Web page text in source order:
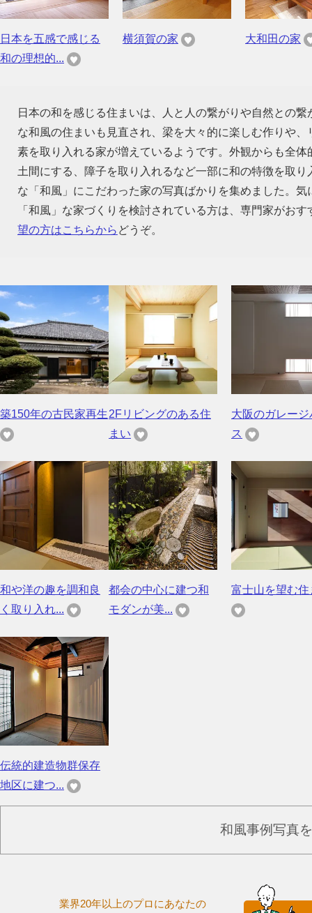
日本を五感で感じる
和の理想的...
横須賀の家 大和田の家
日本の和を感じる住まいは、人と人の繋がりや自然との
な和風の住まいも見直され、梁を大々的に楽しむ作りや
素を取り入れる家が増えているようです。外観からも全
土間にする、障子を取り入れるなど一部に和の特徴を取
な「和風」にこだわった家の写真ばかりを集めました。
「和風」な家づくりを検討されている方は、専門家がお
望の方はこちらから どうぞ。
築150年の古民家再生2Fリビングのある住
まい
大阪のガレージ
ス
和や洋の趣を調和良
く取り入れ...
都会の中心に建つ和
モダンが美...
富士山を望む住
伝統的建造物群保存
地区に建つ...
和風事例写真
業界20年以上のプロにあなたの